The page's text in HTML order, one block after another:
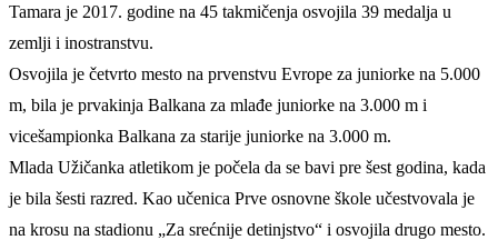
Tamara je 2017. godine na 45 takmičenja osvojila 39 medalja u
zemlji i inostranstvu.
Osvojila je četvrto mesto na prvenstvu Evrope za juniorke na 5.000
m, bila je prvakinja Balkana za mlađe juniorke na 3.000 m i
vicešampionka Balkana za starije juniorke na 3.000 m.
Mlada Užičanka atletikom je počela da se bavi pre šest godina, kada
je bila šesti razred. Kao učenica Prve osnovne škole učestvovala je
na krosu na stadionu „Za srećnije detinjstvo“ i osvojila drugo mesto.